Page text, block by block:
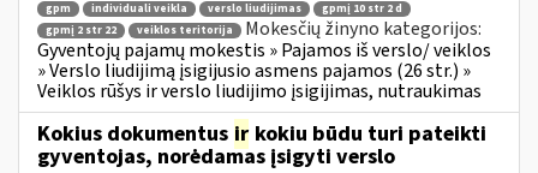
gpm individuali veikla verslo liudijimas
gpmį 10 str 2 d
gpmį 2 str 22
veiklos teritorija
Mokesčių žinyno kategorijos:
Gyventojų pajamų mokestis » Pajamos iš verslo/ veiklos
» Verslo liudijimą įsigijusio asmens pajamos (26 str.) »
Veiklos rūšys ir verslo liudijimo įsigijimas, nutraukimas
Kokius dokumentus ir kokiu būdu turi pateikti
gyventojas, norėdamas įsigyti verslo